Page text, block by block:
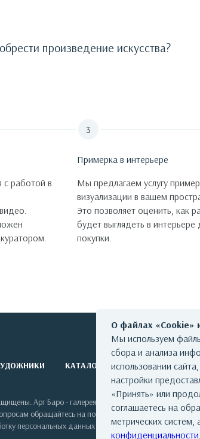
произведение искусства?
работой в
Примерка в интерьере
Мы предлагаем услугу
визуализации в вашем
Это позволяет оценить, как
будет выглядеть в интерьере
покупки.
КАТАЛОГ РАБОТ СОБЫТИЯ
Арт Баро - галерея современного искусства
обращайтесь на почту: info@artbaro.ru
персональных данных| Условия использования
О файлах «Cookie»
Мы используем
сбора и анализа
использовании
настройки
«Принять» или
соглашаетесь на
метрических систем,
конфиденциальности